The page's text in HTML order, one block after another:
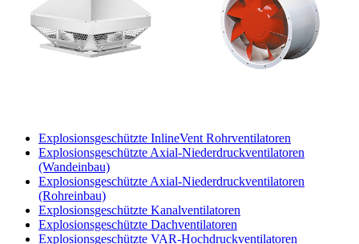
Explosionsgeschützte InlineVent Rohrventilatoren
Explosionsgeschützte Axial-Niederdruckventilatoren
(Wandeinbau)
Explosionsgeschützte Axial-Niederdruckventilatoren
(Rohreinbau)
Explosionsgeschützte Kanalventilatoren
Explosionsgeschützte Dachventilatoren
Explosionsgeschützte VAR-Hochdruckventilatoren